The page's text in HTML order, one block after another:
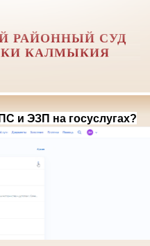
РАЙОННЫЙ СУД
КАЛМЫКИЯ
и ЭЗП на госуслугах?